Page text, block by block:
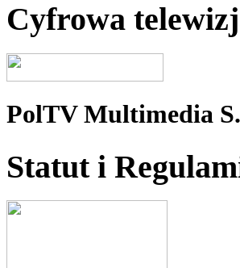
Cyfrowa
PolTV Multimedia
Statut i